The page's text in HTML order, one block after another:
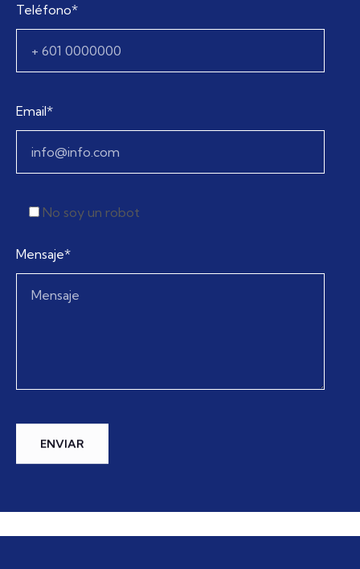
Teléfono*
Email*
No soy un robot
Mensaje*
ENVIAR